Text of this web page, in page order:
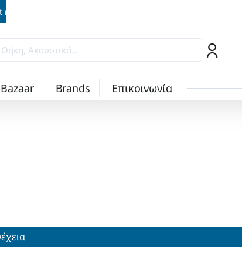
παραλάβετε την παραγγελία σας από το locker της
Bazaar Brands Επικοινωνία